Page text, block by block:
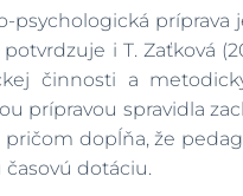
i T. Zaťková
činnosti a
prípravou spravidla
dopĺňa, že
dotáciu.